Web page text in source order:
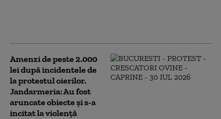
Amenzi de peste 2.000
lei după incidentele de
la protestul oierilor.
Jandarmeria: Au fost
aruncate obiecte și s-a
incitat la violență